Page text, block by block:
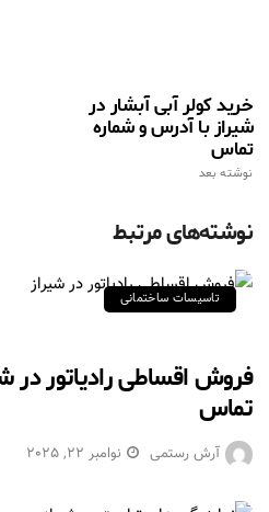
خرید کولر آبی آبشار در
شیراز با آدرس و شماره
تماس
نوشته بعد
نوشته‌های مرتبط
تاسیسات ساختمانی
فروش اقساطی رادیاتور در
تماس
آرش رستمی نوامبر 22, 2025